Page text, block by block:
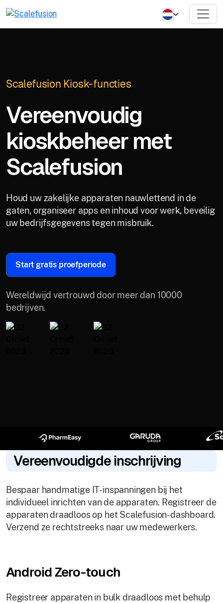
Scalefusion Kiosk-functies
Vereenvoudig
kioskbeheer met
Scalefusion
Houd uw zakelijke apparaten nauwlettend in de
gaten, organiseer apps en inhoud voor werk, beveilig
uw bedrijfsgegevens tegen misbruik.
Start gratis proefperiode
Wereldwijd vertrouwd door meer dan 10000
bedrijven.
Vereenvoudigde inschrijving
Bespaar handmatige IT-inspanningen bij het
individueel inrichten van de apparaten. Registreer de
apparaten draadloos op het Scalefusion-dashboard.
Verzend ze rechtstreeks naar uw medewerkers.
Android Zero-touch
Registreer apparaten in bulk draadloos met behulp